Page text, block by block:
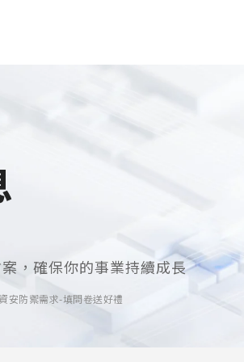
，確保你的事業持續成長
安防禦需求-填問卷送好禮